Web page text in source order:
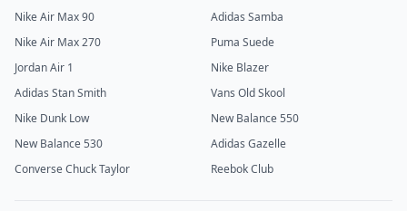
Nike Air Max 90
Nike Air Max 270
Jordan Air 1
Adidas Stan Smith
Nike Dunk Low
New Balance 530
Converse Chuck Taylor
Adidas Samba
Puma Suede
Nike Blazer
Vans Old Skool
New Balance 550
Adidas Gazelle
Reebok Club